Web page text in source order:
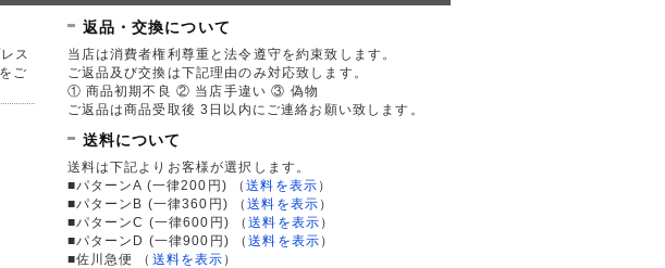
ス
ご
返品・交換について
当店は消費者権利尊重と法令遵守を約束致します。
ご返品及び交換は下記理由のみ対応致します。
① 商品初期不良 ② 当店手違い ③ 偽物
ご返品は商品受取後 3日以内にご連絡お願い致します。
送料について
送料は下記よりお客様が選択します。
■パターンA (一律200円)
（送料を表示 ）
■パターンB (一律360円)
（送料を表示 ）
■パターンC (一律600円)
（送料を表示 ）
■パターンD (一律900円)
（送料を表示 ）
■佐川急便
（ 送料を表示 ）